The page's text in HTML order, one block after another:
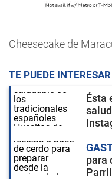
Cheesecake de
TE PUEDE INTERESAR
Ésta
para